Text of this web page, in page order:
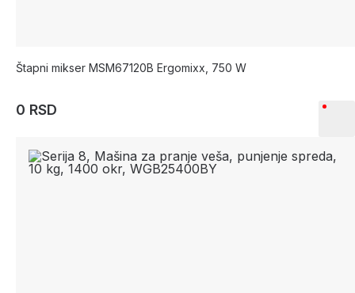
Štapni mikser MSM67120B Ergomixx, 750 W
0 RSD